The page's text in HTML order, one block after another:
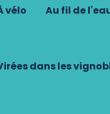
vélo Au fil de
dans les